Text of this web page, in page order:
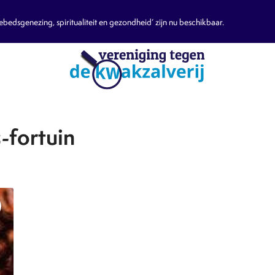
spiritualiteit en gezondheid’ zijn nu beschikbaar.
fortuin